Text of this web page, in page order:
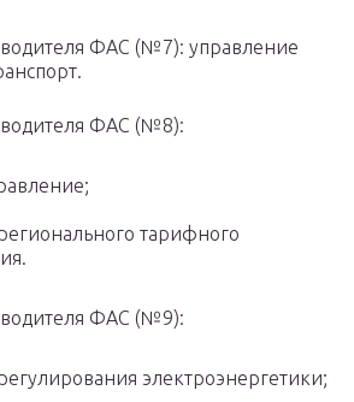
ФАС (№7): управление
ФАС (№8):
тарифного
ФАС (№9):
электроэнергетики;